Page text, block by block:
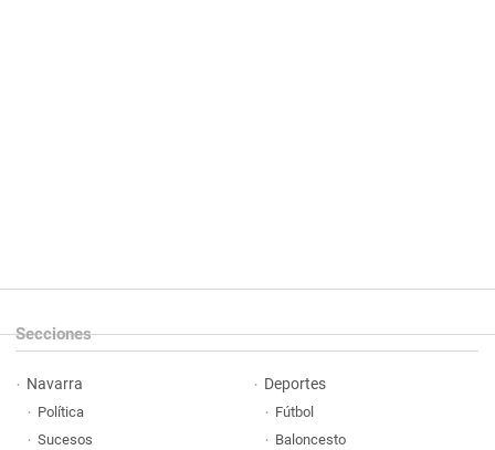
Secciones
Navarra
Política
Sucesos
Deportes
Fútbol
Baloncesto